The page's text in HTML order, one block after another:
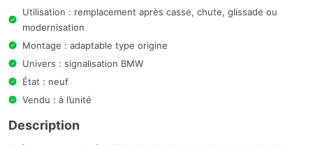
Utilisation : remplacement après casse, chute, glissade ou
modernisation
Montage : adaptable type origine
Univers : signalisation BMW
État : neuf
Vendu : à l’unité
Description